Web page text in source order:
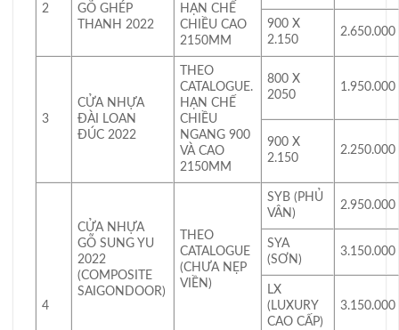
2
GỖ GHÉP
THANH 2022
HẠN CHẾ
CHIỀU CAO
2150MM
900 X
2.150
2.650.000
3
CỬA NHỰA
ĐÀI LOAN
ĐÚC 2022
THEO
CATALOGUE.
HẠN CHẾ
CHIỀU
NGANG 900
VÀ CAO
2150MM
800 X
2050
1.950.000
900 X
2.150
2.250.000
4
CỬA NHỰA
GỖ SUNG YU
2022
(COMPOSITE
SAIGONDOOR)
THEO
CATALOGUE
(CHƯA NẸP
VIỀN)
SYB (PHỦ
VÂN)
2.950.000
SYA
(SƠN)
3.150.000
LX
(LUXURY
CAO CẤP)
3.150.000